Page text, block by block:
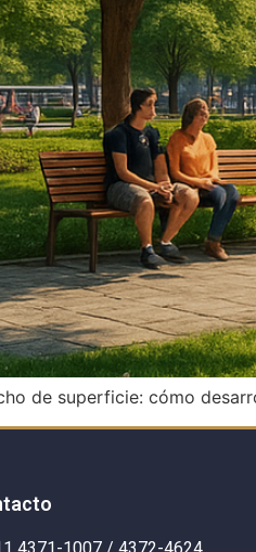
de superficie: cómo
4371-1007 / 4372-4624